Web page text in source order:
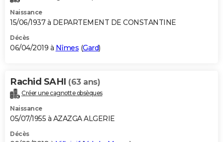
Naissance
15/06/1937 à DEPARTEMENT DE CONSTANTINE
Décès
06/04/2019 à Nîmes (Gard)
Rachid SAHI (63 ans)
Créer une cagnotte obsèques
Naissance
05/07/1955 à AZAZGA ALGERIE
Décès